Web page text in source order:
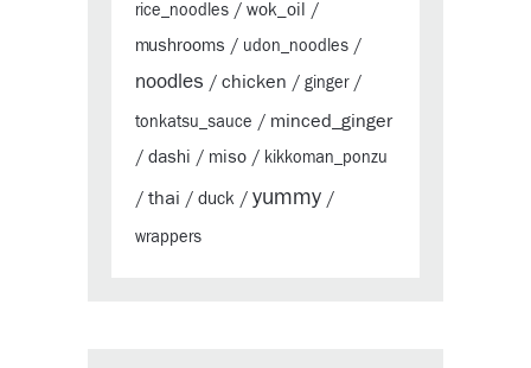
rice_noodles / wok_oil /
mushrooms / udon_noodles /
noodles / chicken / ginger/
tonkatsu_sauce / minced_ginger
/ dashi / miso / kikkoman_ponzu
/ thai / duck / yummy /
wrappers